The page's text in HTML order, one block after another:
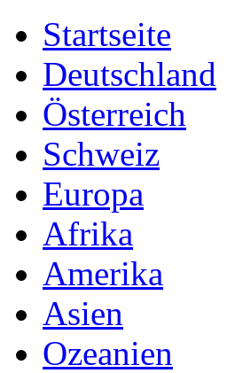
Startseite
Deutschland
Österreich
Schweiz
Europa
Afrika
Amerika
Asien
Ozeanien